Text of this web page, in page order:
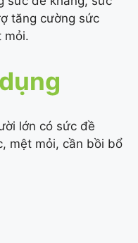
tăng cường sức
mỏi.
lớn có sức đề
mệt mỏi, cần bồi bổ